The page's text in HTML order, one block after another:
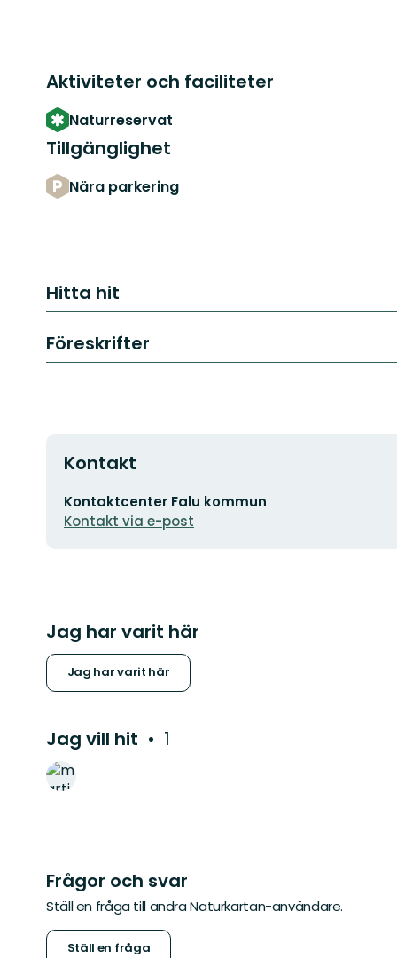
Aktiviteter och faciliteter
Naturreservat
Tillgänglighet
Nära parkering
Hitta hit
Föreskrifter
Kontakt
E-
postadress
Kontaktcenter Falu kommun
Kontakt via e-post
Jag har varit här
Jag har varit här
Jag vill hit 1
Frågor och svar
Ställ en fråga till andra Naturkartan-användare.
Ställ en fråga